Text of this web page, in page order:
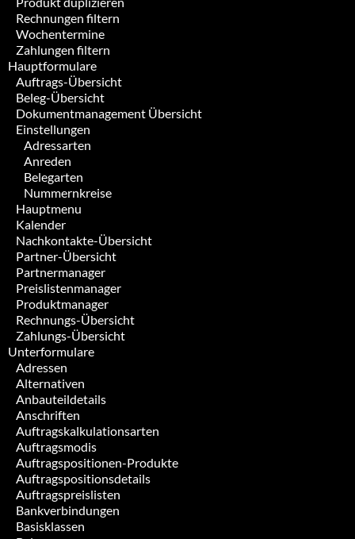
Rechnungen filtern
Wochentermine
Zahlungen filtern
Hauptformulare
Auftrags-Übersicht
Beleg-Übersicht
Dokumentmanagement Übersicht
Einstellungen
Adressarten
Anreden
Belegarten
Nummernkreise
Hauptmenu
Kalender
Nachkontakte-Übersicht
Partner-Übersicht
Partnermanager
Preislistenmanager
Produktmanager
Rechnungs-Übersicht
Zahlungs-Übersicht
Unterformulare
Adressen
Alternativen
Anbauteildetails
Anschriften
Auftragskalkulationsarten
Auftragsmodis
Auftragspositionen-Produkte
Auftragspositionsdetails
Auftragspreislisten
Bankverbindungen
Basisklassen